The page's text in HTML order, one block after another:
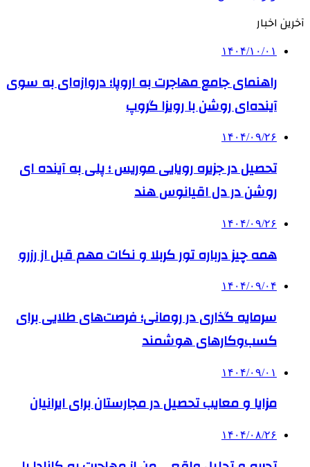
آخرین اخبار
۱۴۰۴/۱۰/۰۱
راهنمای جامع مهاجرت به اروپا؛ دروازه‌ای به سوی
آینده‌ای روشن با رویزا گروپ
۱۴۰۴/۰۹/۲۶
تحصیل در جزیره رویایی موریس ؛ پلی به آینده ‌ای
روشن در دل اقیانوس ‌هند
۱۴۰۴/۰۹/۲۶
همه چیز درباره تور کربلا و نکات مهم قبل از رزرو
۱۴۰۴/۰۹/۰۴
سرمایه گذاری در رومانی؛ فرصت‌های طلایی برای
کسب‌وکارهای هوشمند
۱۴۰۴/۰۹/۰۱
مزایا و معایب تحصیل در مجارستان برای ایرانیان
۱۴۰۴/۰۸/۲۶